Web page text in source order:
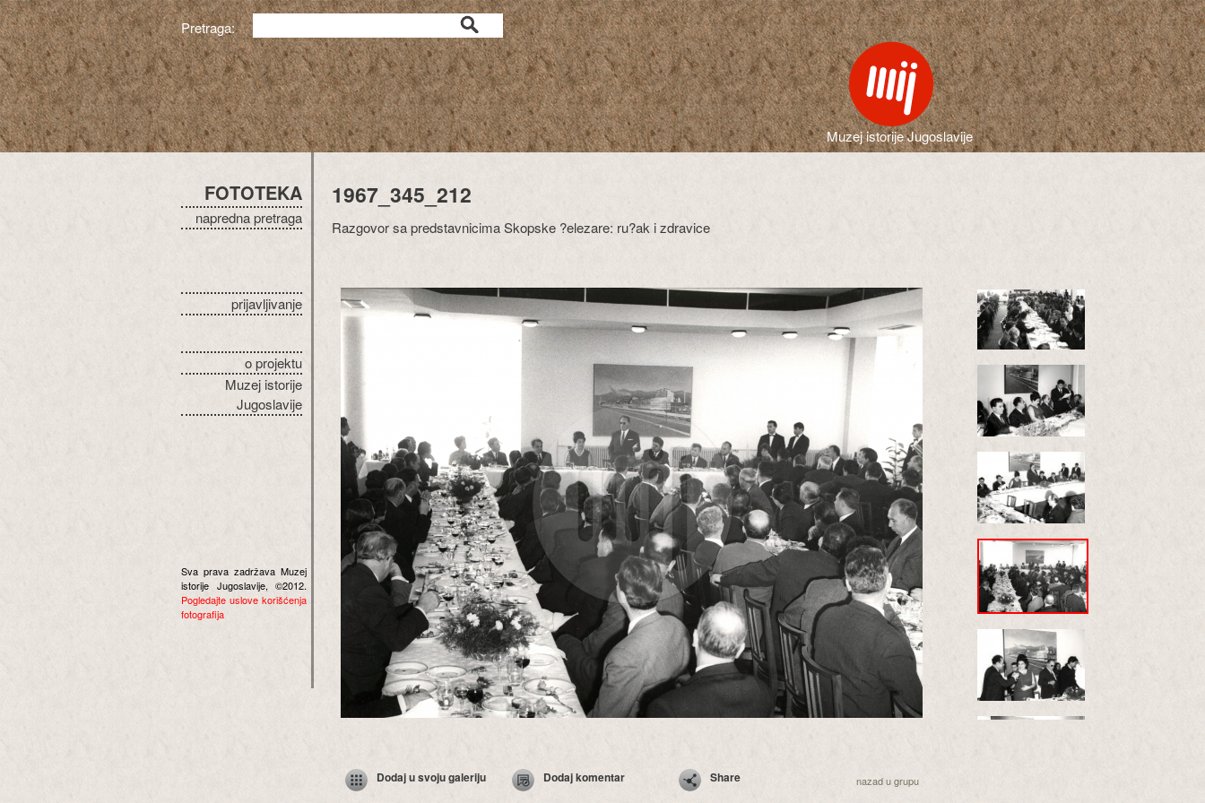
Pretraga:
Muzej istorije Jugoslavije
FOTOTEKA
napredna pretraga
prijavljivanje
o projektu
Muzej istorije
Jugoslavije
Sva prava zadržava Muzej
istorije Jugoslavije, ©2012.
Pogledajte uslove korišćenja
fotografija
1967_345_212
Razgovor sa predstavnicima Skopske ?elezare: ru?ak i zdravice
Dodaj u svoju galeriju Dodaj komentar Share nazad u grupu